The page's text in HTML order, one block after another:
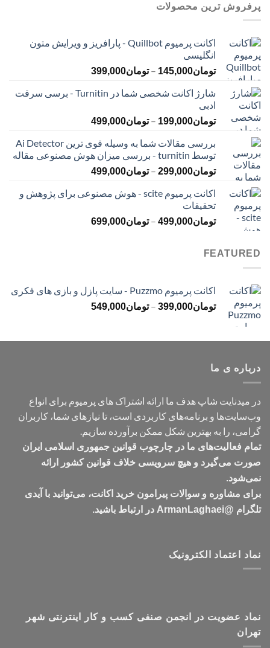
پرفروش ترین محصولات
اکانت پرمیوم Quillbot - پارافریز و ویرایش متون
انگلیسی
تومان145,000
– تومان399,000محدوده
تومان145,000
تومان399,000
شارژ اکانت شخصی شما در Turnitin - برسی سرقت
ادبی
تومان199,000
– تومان499,000محدوده
تومان199,000
تا
تومان499,000
بررسی مقالات شما به وسیله قوی ترین Ai Detector
توسط turnitin - بررسی میزان هوش مصنوعی مقاله
تومان299,000
– تومان499,000محدوده
تومان299,000
تومان499,000
اکانت پرمیوم scite - هوش مصنوعی برای پژوهش و
تحقیقات
تومان499,000
– تومان699,000محدوده
FEATURED
اکانت پرمیوم Puzzmo - سایت پازل و بازی های فکری
تومان399,000
– تومان549,000محدوده
تا
درباره ی ما
در میدنایت شاپ هدف ما ارائه اشتراک های پرمیوم برای انواع
وب‌سایت‌ها و برنامه‌های کاربردی است، تا نیازهای شما، کاربران
گرامی، را به بهترین شکل ممکن برآورده سازیم.
تمام فعالیت‌های ما در چارچوب قوانین جمهوری اسلامی ایران
صورت می‌گیرد و هیچ سرویسی خلاف قوانین کشور ارائه
نمی‌شود.
برای مشاوره و سوالات پیرامون خرید اکانت، می‌توانید با آیدی
تلگرام @ArmanLaghaei در ارتباط باشید.
نماد اعتماد الکترونیک
نماد عضویت در انجمن صنفی کسب و کار اینترنتی شهر
تهران